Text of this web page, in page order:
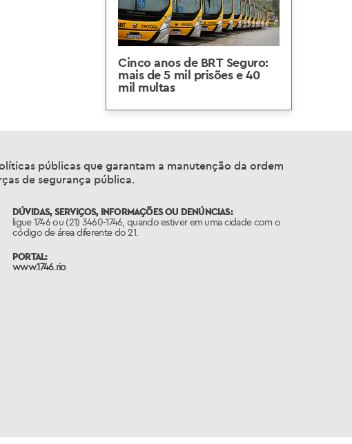
Cinco anos de BRT Seguro:
mais de 5 mil prisões e 40
mil multas
públicas que garantam a manutenção da ordem
de segurança pública.
DÚVIDAS, SERVIÇOS, INFORMAÇÕES OU DENÚNCIAS:
ligue 1746 ou (21) 3460-1746, quando estiver em uma cidade com o
código de área diferente do 21.
PORTAL:
www.1746.rio